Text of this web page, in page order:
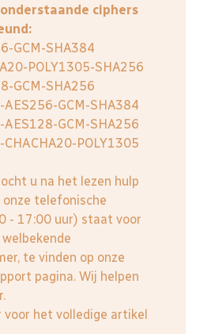
ciphers
GCM-SHA384
POLY1305-SHA256
GCM-SHA256
AES256-GCM-SHA384
AES128-GCM-SHA256
CHACHA20-POLY1305
u na het lezen hulp
onze telefonische
- 17:00 uur) staat voor
te vinden op onze
pagina. Wij helpen
voor het volledige artikel